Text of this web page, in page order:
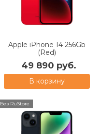
Apple iPhone 14 256Gb
(Red)
49 890 руб.
В корзину
Без RuStore